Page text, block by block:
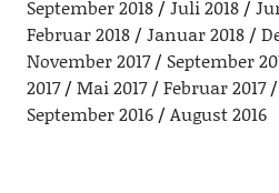
September 2018
Juli 2018
Februar 2018
Januar 2018
November 2017
September
2017
Mai 2017 Februar 2017
September 2016
August 2016